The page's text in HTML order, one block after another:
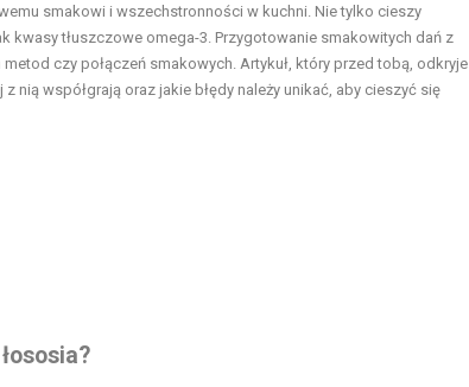
smakowi i wszechstronności w kuchni. Nie tylko cieszy
kwasy tłuszczowe omega-3. Przygotowanie smakowitych dań z
czy połączeń smakowych. Artykuł, który przed tobą, odkryje
nią współgrają oraz jakie błędy należy unikać, aby cieszyć się